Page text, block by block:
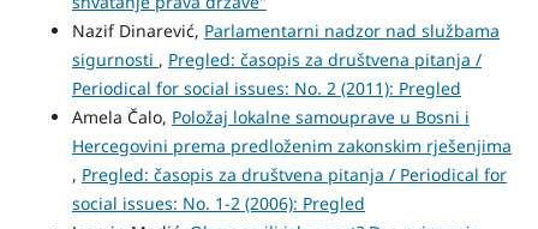
Nazif Dinarević, Parlamentarni nadzor nad službama
sigurnosti , Pregled: časopis za društvena pitanja /
Periodical for social issues: No. 2 (2011): Pregled
Amela Čalo, Položaj lokalne samouprave u Bosni i
Hercegovini prema predloženim zakonskim rješenjima
, Pregled: časopis za društvena pitanja / Periodical for
social issues: No. 1-2 (2006): Pregled